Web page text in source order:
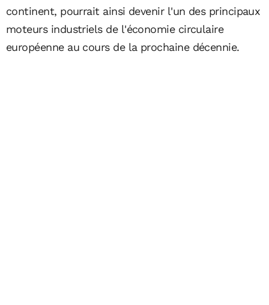
continent, pourrait ainsi devenir l'un des principaux
moteurs industriels de l'économie circulaire
européenne au cours de la prochaine décennie.